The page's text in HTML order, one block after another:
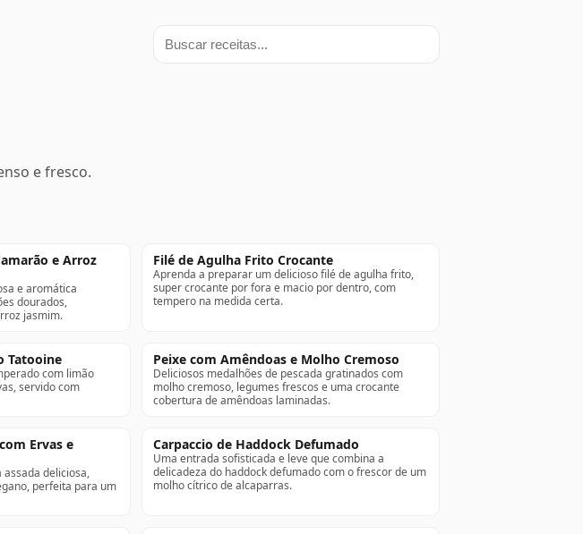
Buscar receitas
e fresco.
e Arroz
e aromática
dourados,
jasmim.
Filé de Agulha Frito Crocante
Aprenda a preparar um delicioso filé de agulha frito,
super crocante por fora e macio por dentro, com
tempero na medida certa.
Tatooine
com limão
servido com
Peixe com Amêndoas e Molho Cremoso
Deliciosos medalhões de pescada gratinados com
molho cremoso, legumes frescos e uma crocante
cobertura de amêndoas laminadas.
Ervas e
deliciosa,
perfeita para um
Carpaccio de Haddock Defumado
Uma entrada sofisticada e leve que combina a
delicadeza do haddock defumado com o frescor de um
molho cítrico de alcaparras.